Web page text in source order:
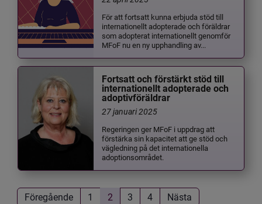
För att fortsatt kunna erbjuda stöd till
internationellt adopterade och föräldrar
som adopterat internationellt genomför
MFoF nu en ny upphandling av...
Fortsatt och förstärkt stöd till
internationellt adopterade och
adoptivföräldrar
27 januari 2025
Regeringen ger MFoF i uppdrag att
förstärka sin kapacitet att ge stöd och
vägledning på det internationella
adoptionsområdet.
Föregående 1 2 3 4 Nästa